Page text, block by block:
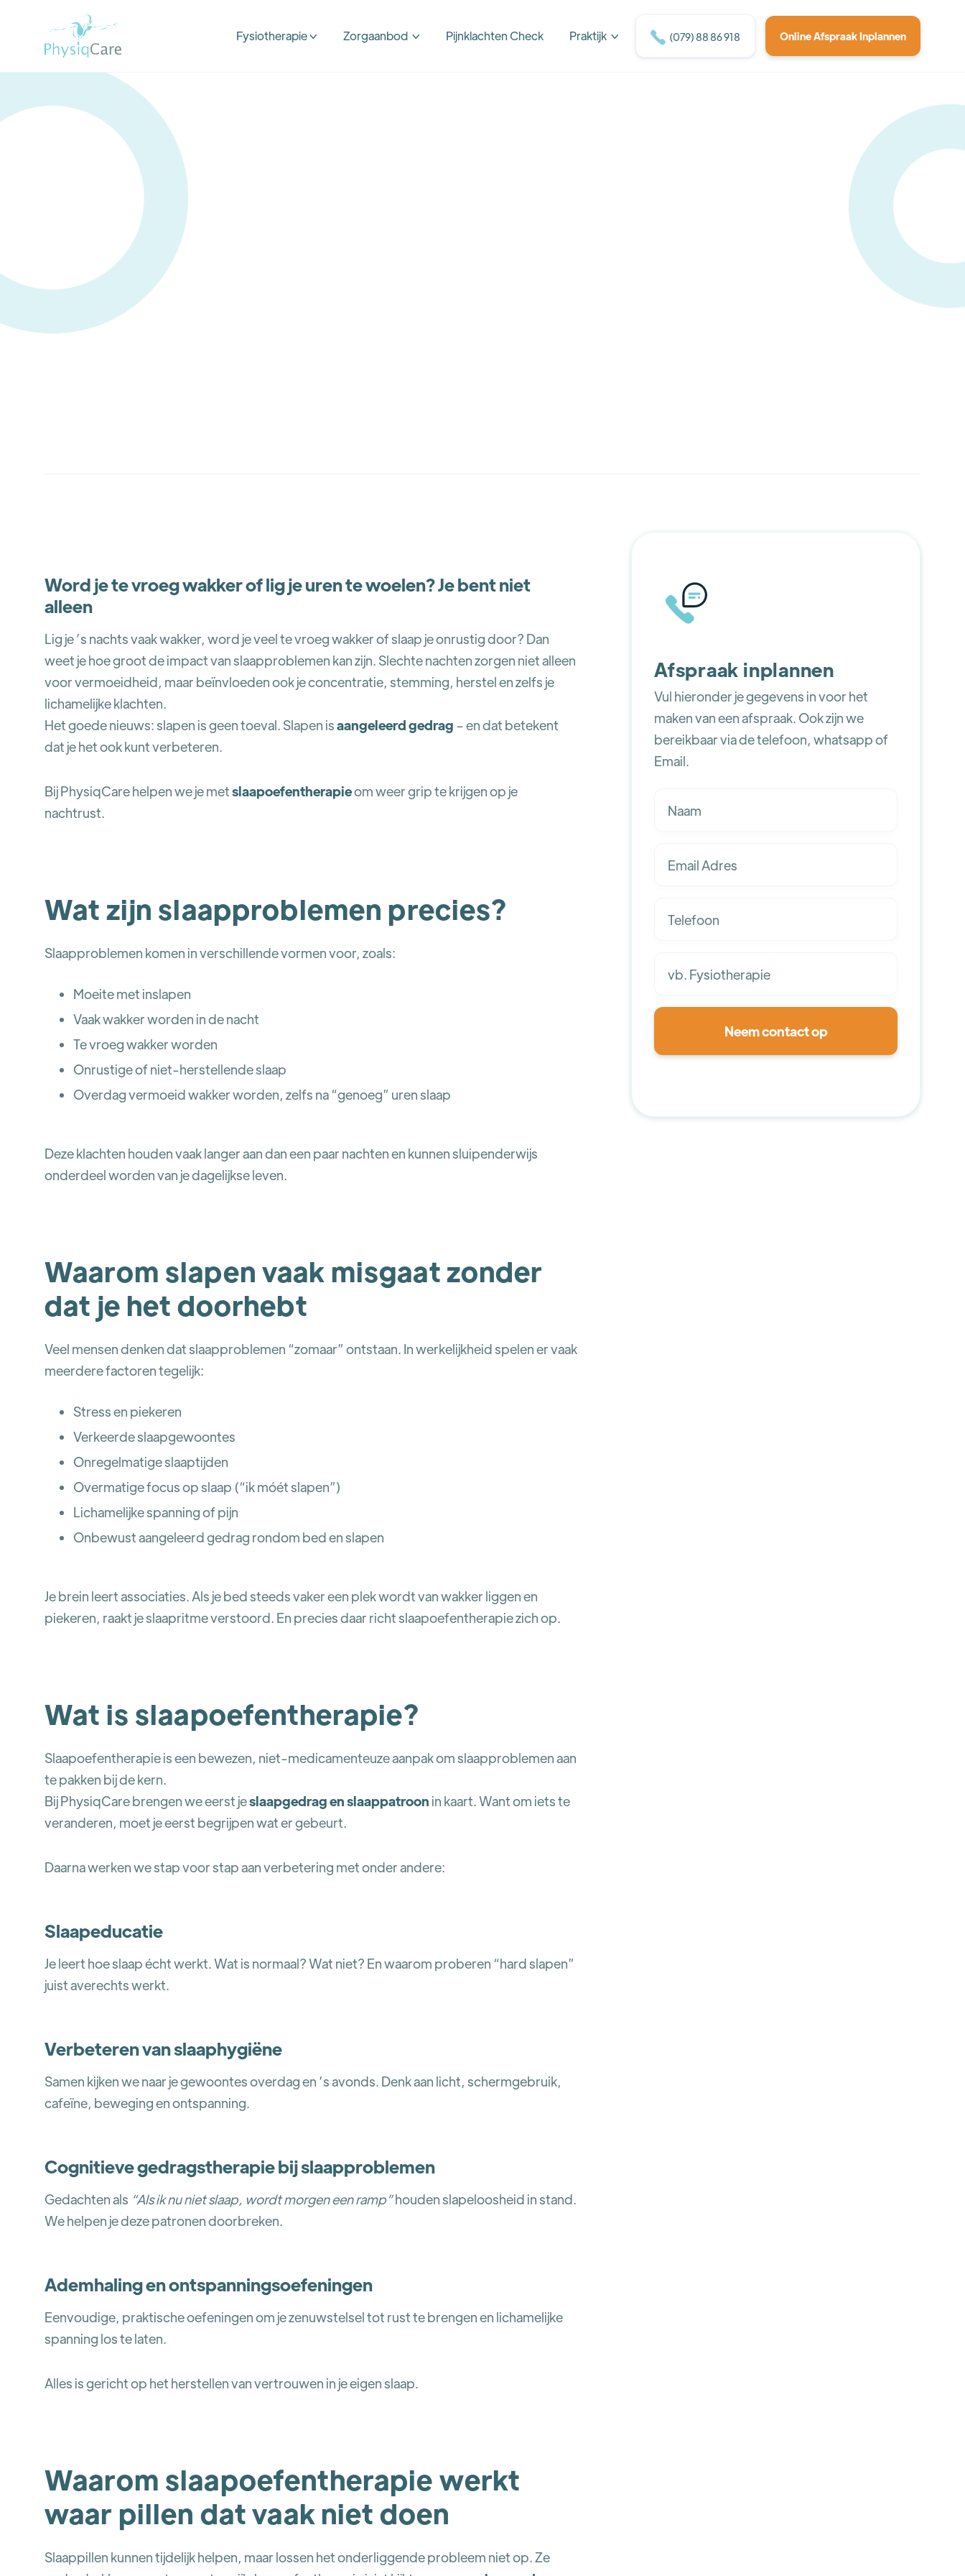
Fysiotherapie  Zorgaanbod  Pijnklachten Check Praktijk   (079) 88 86 918 Online Afspraak Inplannen
Word je te vroeg wakker of lig je uren te woelen? Je bent niet
alleen
Lig je ’s nachts vaak wakker, word je veel te vroeg wakker of slaap je onrustig door? Dan
weet je hoe groot de impact van slaapproblemen kan zijn. Slechte nachten zorgen niet alleen
voor vermoeidheid, maar beïnvloeden ook je concentratie, stemming, herstel en zelfs je
lichamelijke klachten.
Het goede nieuws: slapen is geen toeval. Slapen isaangeleerd gedrag – en dat betekent
dat je het ook kunt verbeteren.
Bij PhysiqCare helpen we je metslaapoefentherapieom weer grip te krijgen op je
nachtrust.
Wat zijn slaapproblemen precies?
Slaapproblemen komen in verschillende vormen voor, zoals:
Moeite met inslapen
Vaak wakker worden in de nacht
Te vroeg wakker worden
Onrustige of niet-herstellende slaap
Overdag vermoeid wakker worden, zelfs na “genoeg” uren slaap
Deze klachten houden vaak langer aan dan een paar nachten en kunnen sluipenderwijs
onderdeel worden van je dagelijkse leven.
Waarom slapen vaak misgaat zonder
dat je het doorhebt
Veel mensen denken dat slaapproblemen “zomaar” ontstaan. In werkelijkheid spelen er vaak
meerdere factoren tegelijk:
Stress en piekeren
Verkeerde slaapgewoontes
Onregelmatige slaaptijden
Overmatige focus op slaap (“ik móét slapen”)
Lichamelijke spanning of pijn
Onbewust aangeleerd gedrag rondom bed en slapen
Je brein leert associaties. Als je bed steeds vaker een plek wordt van wakker liggen en
piekeren, raakt je slaapritme verstoord. En precies daar richt slaapoefentherapie zich op.
Wat is slaapoefentherapie?
Slaapoefentherapie is een bewezen, niet-medicamenteuze aanpak om slaapproblemen aan
te pakken bij de kern.
Bij PhysiqCare brengen we eerst jeslaapgedrag en slaappatroon in kaart. Want om iets te
veranderen, moet je eerst begrijpen wat er gebeurt.
Daarna werken we stap voor stap aan verbetering met onder andere:
Slaapeducatie
Je leert hoe slaap écht werkt. Wat is normaal? Wat niet? En waarom proberen “hard slapen”
juist averechts werkt.
Verbeteren van slaaphygiëne
Samen kijken we naar je gewoontes overdag en ’s avonds. Denk aan licht, schermgebruik,
cafeïne, beweging en ontspanning.
Cognitieve gedragstherapie bij slaapproblemen
Gedachten als “Als ik nu niet slaap, wordt morgen een ramp”houden slapeloosheid in stand.
We helpen je deze patronen doorbreken.
Ademhaling en ontspanningsoefeningen
Eenvoudige, praktische oefeningen om je zenuwstelsel tot rust te brengen en lichamelijke
spanning los te laten.
Alles is gericht op het herstellen van vertrouwen in je eigen slaap.
Waarom slaapoefentherapie werkt
waar pillen dat vaak niet doen
Slaappillen kunnen tijdelijk helpen, maar lossen het onderliggende probleem niet op. Ze
Afspraak inplannen
Vul hieronder je gegevens in voor het
maken van een afspraak. Ook zijn we
bereikbaar via de telefoon, whatsapp of
Email.